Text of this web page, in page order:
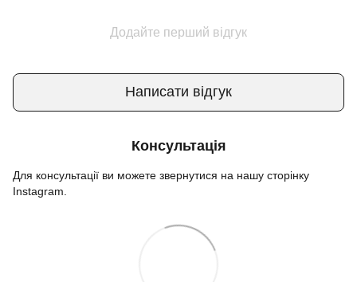
Додайте перший відгук
Написати відгук
Консультація
Для консультації ви можете звернутися на нашу сторінку
Instagram.